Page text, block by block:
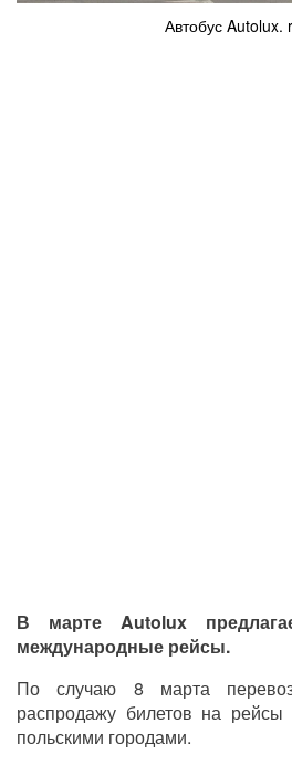
Автобус Autolux.
В марте Autolux
международные рейсы.
По случаю 8 марта
распродажу билетов на
польскими городами.